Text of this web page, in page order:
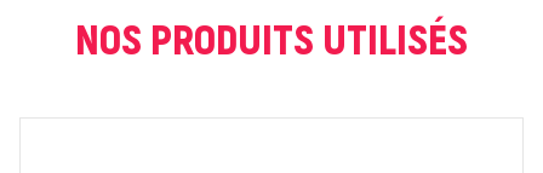
NOS PRODUITS UTILISÉS